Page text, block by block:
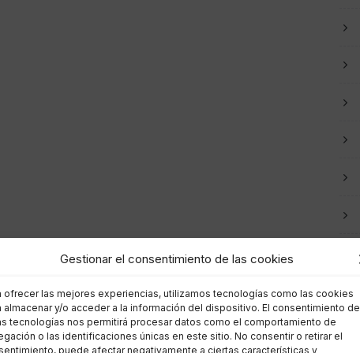
Gestionar el consentimiento de las cookies
ofrecer las mejores experiencias, utilizamos tecnologías como las cookies
almacenar y/o acceder a la información del dispositivo. El consentimiento de
tecnologías nos permitirá procesar datos como el comportamiento de
o las identificaciones únicas en este sitio. No consentir o retirar el
puede afectar negativamente a ciertas características y